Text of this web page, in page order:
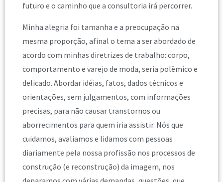
futuro e o caminho que a consultoria irá percorrer.
Minha alegria foi tamanha e a preocupação na
mesma proporção, afinal o tema a ser abordado de
acordo com minhas diretrizes de trabalho: corpo,
comportamento e varejo de moda, seria polêmico e
delicado. Abordar idéias, fatos, dados técnicos e
orientações, sem julgamentos, com informações
precisas, para não causar transtornos ou
aborrecimentos para quem iria assistir. Nós que
cuidamos, avaliamos e lidamos com pessoas
diariamente pela nossa profissão nos processos de
construção (e reconstrução) da imagem, nos